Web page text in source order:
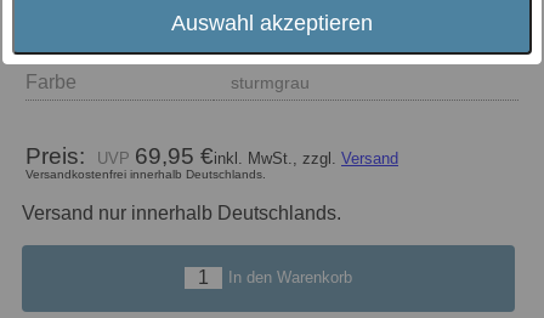
Auswahl akzeptieren
Farbe sturmgrau
Preis: 69,95 €inkl. MwSt., zzgl. Versand
Versandkostenfrei innerhalb Deutschlands.
Versand nur innerhalb Deutschlands.
In den Warenkorb